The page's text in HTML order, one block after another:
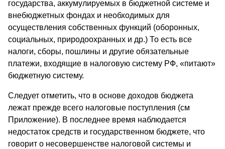
государства, аккумулируемых в бюджетной системе и
внебюджетных фондах и необходимых для
осуществления собственных функций (оборонных,
социальных, природоохранных и др.) То есть все
налоги, сборы, пошлины и другие обязательные
платежи, входящие в налоговую систему РФ, «питают»
бюджетную систему.
Следует отметить, что в основе доходов бюджета
лежат прежде всего налоговые поступления (см
Приложение). В последнее время наблюдается
недостаток средств и государственном бюджете, что
говорит о несовершенстве налоговой системы и